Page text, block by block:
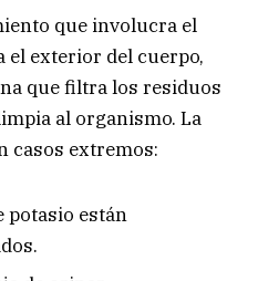
que involucra el
el exterior del cuerpo,
que filtra los residuos
al organismo. La
casos extremos:
potasio están